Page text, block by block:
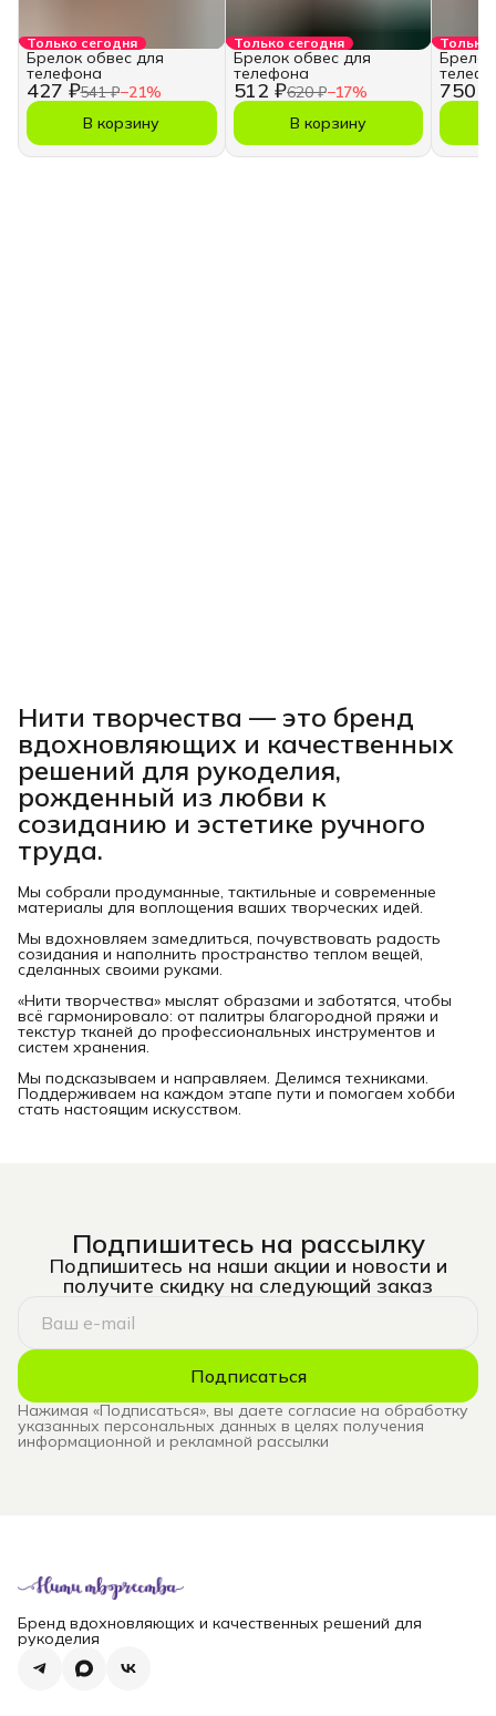
Только сегодня
427 ₽541 ₽−21%
Брелок обвес для
телефона
В корзину
Только сегодня
512 ₽620 ₽−17%
Брелок обвес для
телефона
В корзину
Только
750 ₽
Нити творчества — это бренд
вдохновляющих и качественных
решений для рукоделия,
рожденный из любви к
созиданию и эстетике ручного
труда.
Мы собрали продуманные, тактильные и современные
материалы для воплощения ваших творческих идей.
Мы вдохновляем замедлиться, почувствовать радость
созидания и наполнить пространство теплом вещей,
сделанных своими руками.
«Нити творчества» мыслят образами и заботятся, чтобы
всё гармонировало: от палитры благородной пряжи и
текстур тканей до профессиональных инструментов и
систем хранения.
Мы подсказываем и направляем. Делимся техниками.
Поддерживаем на каждом этапе пути и помогаем хобби
стать настоящим искусством.
Подпишитесь на рассылку
Подпишитесь на наши акции и новости и
получите скидку на следующий заказ
Подписаться
Нажимая «Подписаться», вы даете согласие на обработку
указанных персональных данных в целях получения
информационной и рекламной рассылки
Бренд вдохновляющих и качественных решений для
рукоделия